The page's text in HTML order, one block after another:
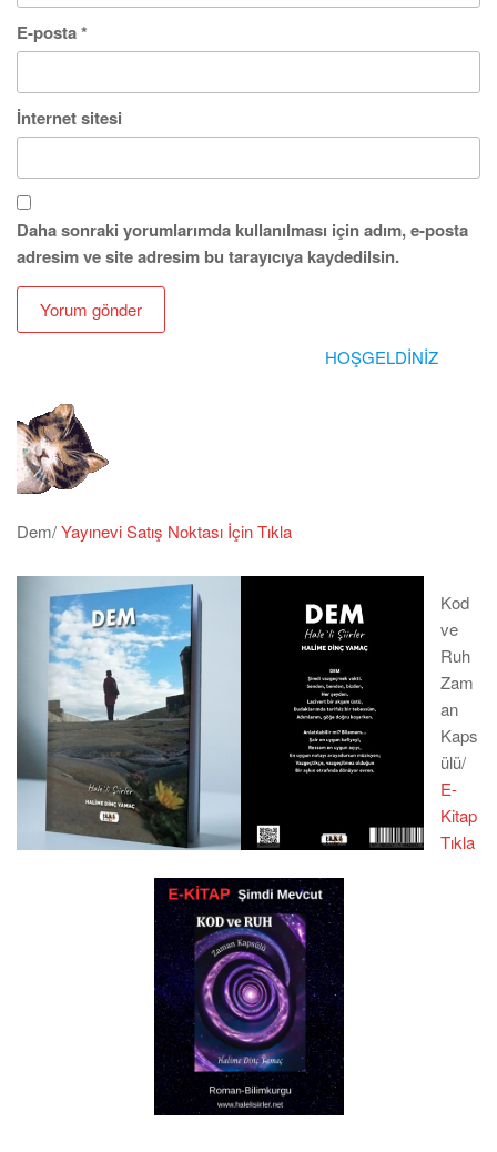
E-posta*
İnternet sitesi
Daha sonraki yorumlarımda kullanılması için adım, e-posta
adresim ve site adresim bu tarayıcıya kaydedilsin.
HOŞGELDİNİZ
Dem/Yayınevi Satış Noktası İçin Tıkla
Kod
ve
Ruh
Zam
an
Kaps
ülü/
E-
Kitap
Tıkla